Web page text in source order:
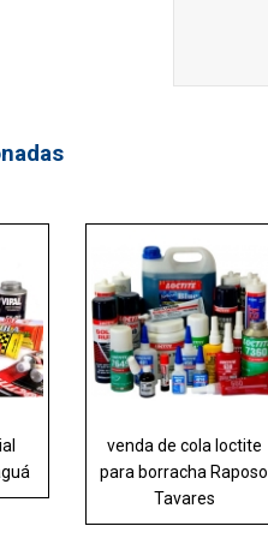
venda de cola loctite
para borracha Raposo
Tavares